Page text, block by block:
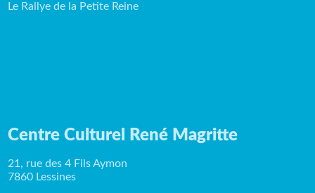
Le Rallye de la Petite Reine
Centre Culturel René Magritte
21, rue des 4 Fils Aymon
7860 Lessines